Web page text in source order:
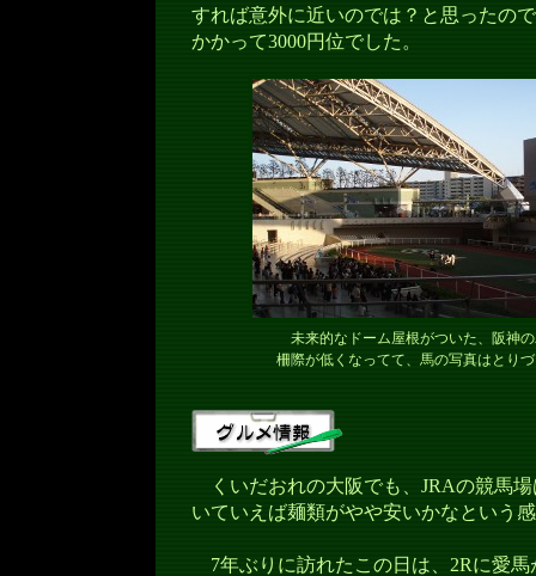
すれば意外に近いのでは？と思ったの
かかって3000円位でした。
未来的なドーム屋根がついた、阪神
柵際が低くなってて、馬の写真はとり
くいだおれの大阪でも、JRAの競馬
いていえば麺類がやや安いかなという
7年ぶりに訪れたこの日は、2Rに愛馬